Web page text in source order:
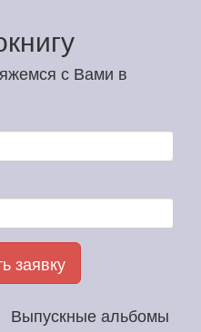
с Вами в
заявку
Выпускные альбомы